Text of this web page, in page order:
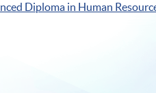
Diploma in Human